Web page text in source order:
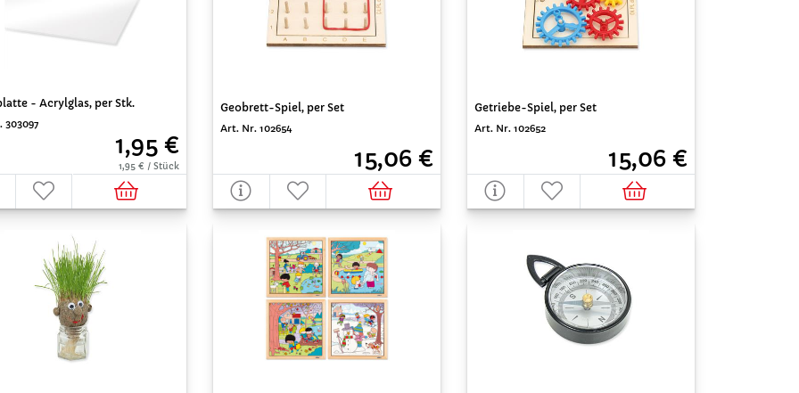
- Acrylglas, per Stk.
303097
1,95 €
1,95 € / Stück
Geobrett-Spiel, per Set
Art. Nr. 102654
15,06 €
Getriebe-Spiel, per Set
Art. Nr. 102652
15,06 €